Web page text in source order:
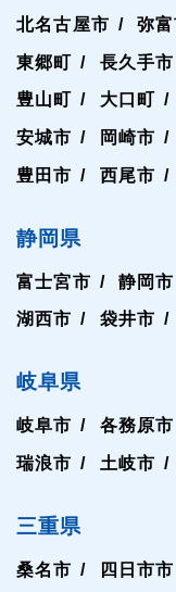
北名古屋市 弥
東郷町 長久手市
豊山町 大口町
安城市 岡崎市
豊田市 西尾市
静岡県
富士宮市 静岡市
湖西市 袋井市
岐阜県
岐阜市 各務原市
瑞浪市 土岐市
三重県
桑名市 四日市市